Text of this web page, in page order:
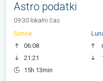
Astro podatki
09:30 lokalni čas
Sonce
06:08
21:21
15h 13min